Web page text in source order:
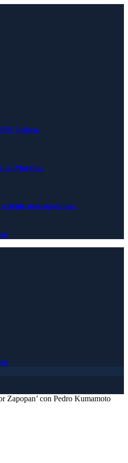
Jalisco.
en Morelos.
oriente metropolitano.
Zapopan’ con Pedro Kumamoto